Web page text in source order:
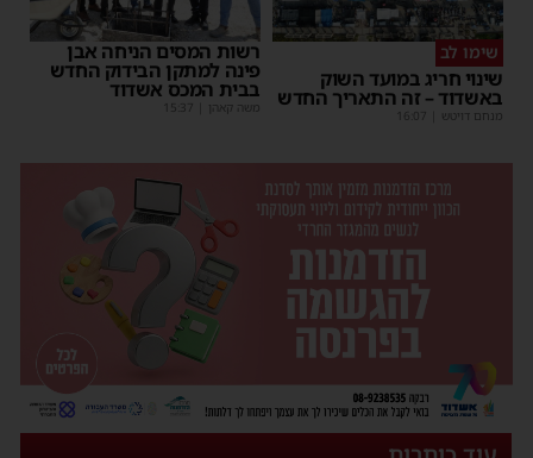
שימו לב
שינוי חריג במועד השוק
באשדוד – זה התאריך החדש
מנחם דויטש 16:07
רשות המסים הניחה אבן
פינה למתקן הבידוק החדש
בבית המכס אשדוד
משה קאהן 15:37